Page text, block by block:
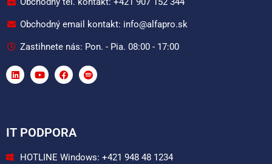
Obchodný email kontakt: info@alfapro.sk
Zastihnete nás: Pon. - Pia. 08:00 - 17:00
IT PODPORA
HOTLINE Windows: +421 948 48 1234